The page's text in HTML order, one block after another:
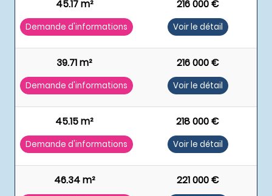
45.17 m² 216 000 €
Demande d'informations Voir le détail
39.71 m² 216 000 €
Demande d'informations Voir le détail
45.15 m² 218 000 €
Demande d'informations Voir le détail
46.34 m² 221 000 €